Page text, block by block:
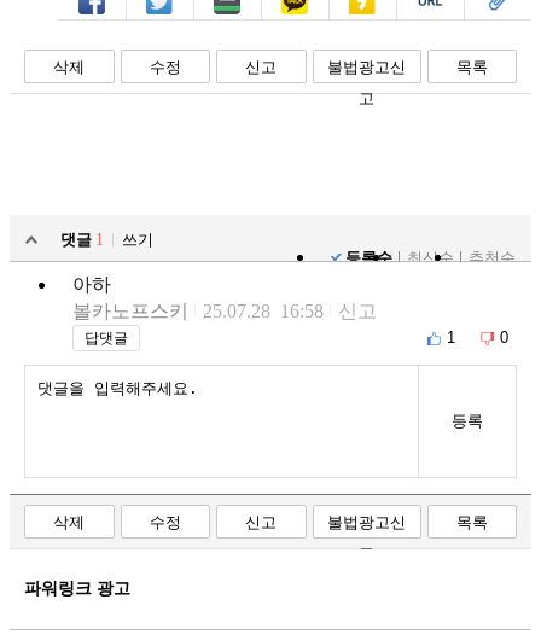
페북 트윗 밴드 카톡 카스 복사 스크랩
삭제 수정 신고
불법광고신
고
목록
댓글 1
쓰기
등록순
최신순 추천순
아하
볼카노프스키
25.07.28 16:58 신고
답댓글 1 0
등록
삭제 수정 신고
불법광고신
고
목록
파워링크 광고